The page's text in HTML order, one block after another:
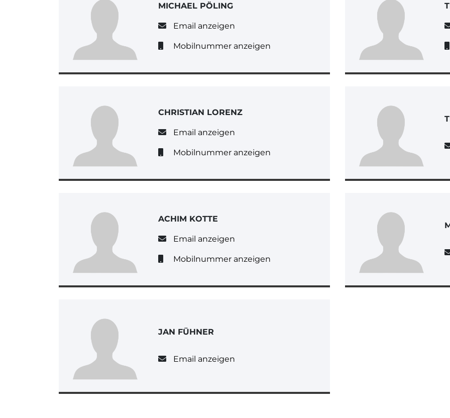
MICHAEL PÖLING
Email anzeigen
Mobilnummer anzeigen
CHRISTIAN LORENZ
Email anzeigen
Mobilnummer anzeigen
ACHIM KOTTE
Email anzeigen
Mobilnummer anzeigen
JAN FÜHNER
Email anzeigen